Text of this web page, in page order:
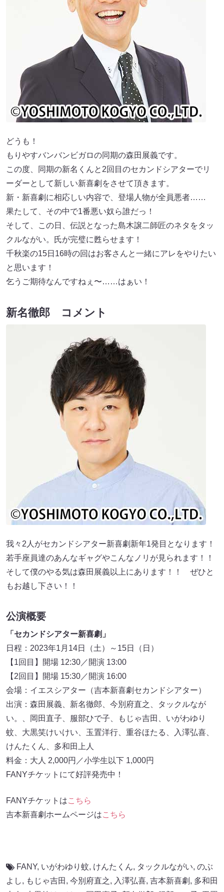
どうも！
もりやすバンバンビガロの同期の森田展義です。
この度、同期の新名くんと2回目のセカンドシアターでリ
ーダーとして新しい新喜劇をさせて頂きます。
新・新喜劇に相応しい内容で、登場人物が全員悪者……
果たして、その中で1番悪い奴ら誰だっ！
そして、この日、伝説となった島木譲二師匠のネタをタッ
クルながい。氏が完璧に甦らせます！
千秋楽の15日16時の回はお客さんと一緒にアレをやりたい
と思います！
乞うご期待なんですねぇ〜……はぁい！
新名徹郎 コメント
我々2人がセカンドシアター新喜劇新年1発目となります！
若手座員達のあんなギャグやこんなノリが見られます！！
そして僕のやる気は森田展義以上にあります！！ ぜひと
もお越し下さい！！
公演概要
「セカンドシアター新喜劇」
日程：2023年1月14日（土）～15日（日）
【1回目】開場 12:30／開演 13:00
【2回目】開場 15:30／開演 16:00
会場：イエスシアター（吉本新喜劇セカンドシアター）
出演：森田展義、新名徹郎、今別府直之、タックルなが
い。、岡田直子、服部ひで子、もじゃ吉田、いがわゆり
蚊、大黒笑けいけい、玉置洋行、重谷ほたる、入澤弘喜、
けんたくん、多和田上人
料金：大人 2,000円／小学生以下 1,000円
FANYチケットにて好評発売中！
FANYチケットはこちら
吉本新喜劇ホームページはこちら
FANY, いがわゆり蚊, けんたくん, タックルながい, のぶ
よし, もじゃ吉田 , 今別府直之, 入澤弘喜, 吉本新喜劇 , 多和田